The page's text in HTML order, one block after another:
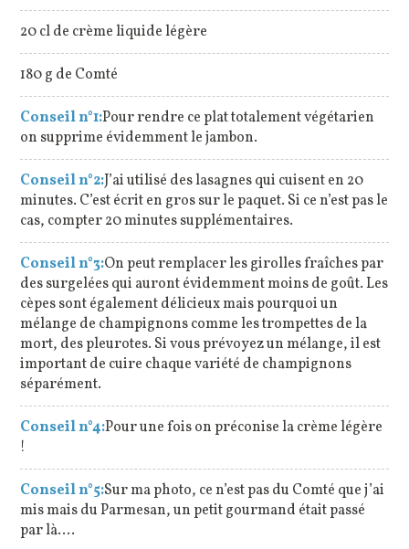
20 cl de crème liquide légère
180 g de Comté
Conseil n°1:Pour rendre ce plat totalement végétarien
on supprime évidemment le jambon.
Conseil n°2:J’ai utilisé des lasagnes qui cuisent en 20
minutes. C’est écrit en gros sur le paquet. Si ce n’est pas le
cas, compter 20 minutes supplémentaires.
Conseil n°3:On peut remplacer les girolles fraîches par
des surgelées qui auront évidemment moins de goût. Les
cèpes sont également délicieux mais pourquoi un
mélange de champignons comme les trompettes de la
mort, des pleurotes. Si vous prévoyez un mélange, il est
important de cuire chaque variété de champignons
séparément.
Conseil n°4:Pour une fois on préconise la crème légère
!
Conseil n°5:Sur ma photo, ce n’est pas du Comté que j’ai
mis mais du Parmesan, un petit gourmand était passé
par là….